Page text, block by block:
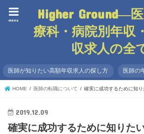
Higher Ground―
療科・病院別年収
収求人の全
menu
医師が知りたい高額年収求人の探し方 医師の
HOME 医師の転職について 確実に成功するために知
2019.12.09
確実に成功するために知りた